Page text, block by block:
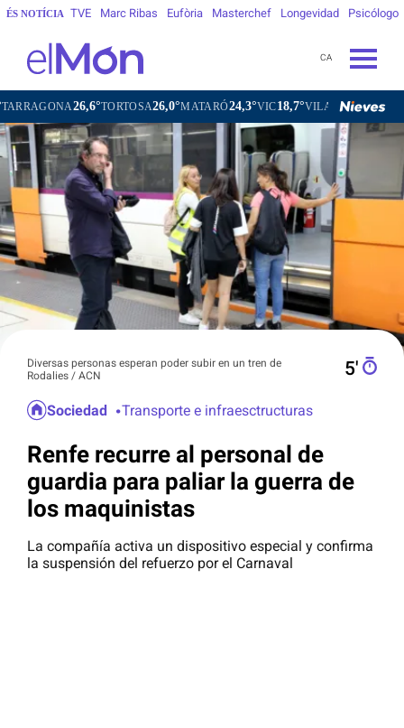
ÉS NOTÍCIA TVE Marc Ribas Eufòria Masterchef Longevidad Psicólogo
CA
26,6°TORTOSA26,0°MATARÓ24,3°VIC18,7°VILAFRANCA DEL PENEDÈS
Diversas personas esperan poder subir en un tren de
Rodalies / ACN
5′
Sociedad Transporte e infraesctructuras
Renfe recurre al personal de
guardia para paliar la guerra de
los maquinistas
La compañía activa un dispositivo especial y confirma
la suspensión del refuerzo por el Carnaval